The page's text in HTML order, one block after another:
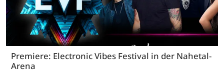
Premiere: Electronic Vibes Festival in der Nahetal-
Arena